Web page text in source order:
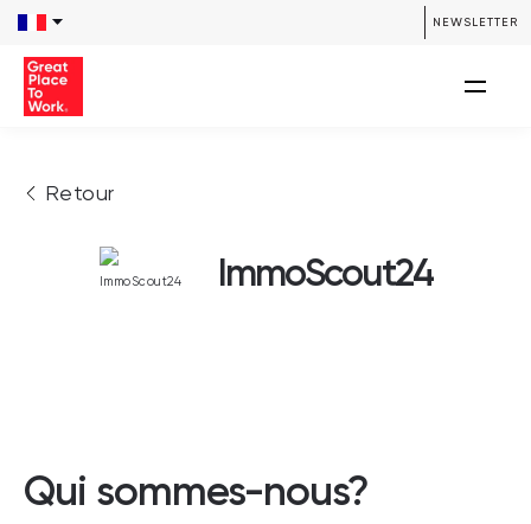
NEWSLETTER
Retour
ImmoScout24
Qui sommes-nous?